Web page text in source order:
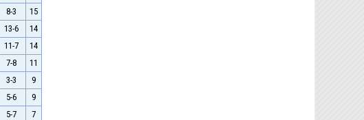
8-3
15
13-6
14
11-7
14
7-8
11
3-3
9
5-6
9
5-7
7